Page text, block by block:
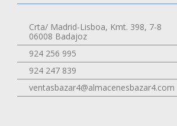
Crta/ Madrid-Lisboa, Kmt. 398, 7-8
06008 Badajoz
924 256 995
924 247 839
ventasbazar4@almacenesbazar4.com